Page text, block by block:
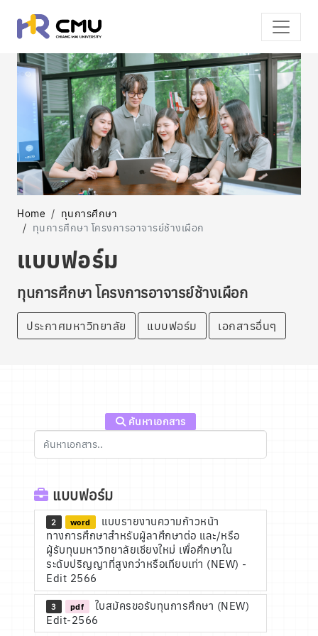
Home
ทุนการศึกษา
ทุนการศึกษา โครงการอาจารย์ช้างเผือก
แบบฟอร์ม
ทุนการศึกษา โครงการอาจารย์ช้างเผือก
ประกาศมหาวิทยาลัย แบบฟอร์ม เอกสารอื่นๆ
ค้นหาเอกสาร
แบบฟอร์ม
2 word
แบบรายงานความก้าวหน้า
ทางการศึกษาสำหรับผู้ลาศึกษาต่อ และ/หรือ
ผู้รับทุนมหาวิทยาลัยเชียงใหม่ เพื่อศึกษาใน
ระดับปริญญาที่สูงกว่าหรือเทียบเท่า (NEW) -
Edit 2566
3 pdf
ใบสมัครขอรับทุนการศึกษา (NEW)
Edit-2566